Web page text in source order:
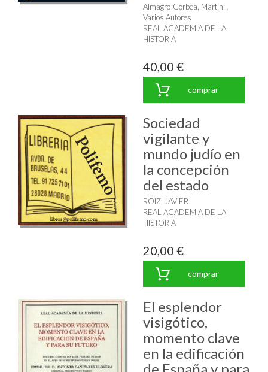
Almagro-Gorbea, Martín;
Varios Autores
REAL ACADEMIA DE LA
HISTORIA
40,00 €
comprar
Sociedad
vigilante y
mundo judío en
la concepción
del estado
ROIZ, JAVIER
REAL ACADEMIA DE LA
HISTORIA
20,00 €
comprar
El esplendor
visigótico,
momento clave
en la edificación